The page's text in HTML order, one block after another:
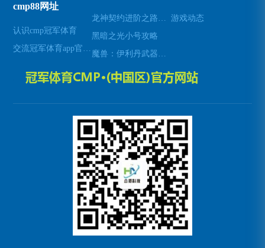
cmp88网址
认识cmp冠军体育
黑暗之光小号攻略
游戏动态